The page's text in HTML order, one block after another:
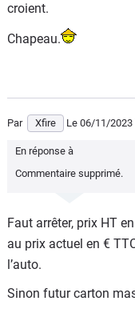
croient.
Chapeau.
Par Xfire Le 06/11/2023
En réponse à
Commentaire supprimé.
Faut arrêter, prix HT
au prix actuel en €
l’auto.
Sinon futur carton